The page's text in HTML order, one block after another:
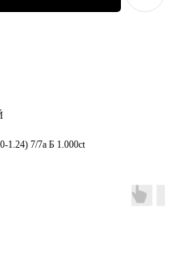
1.24) 7/7а Б 1.000ct